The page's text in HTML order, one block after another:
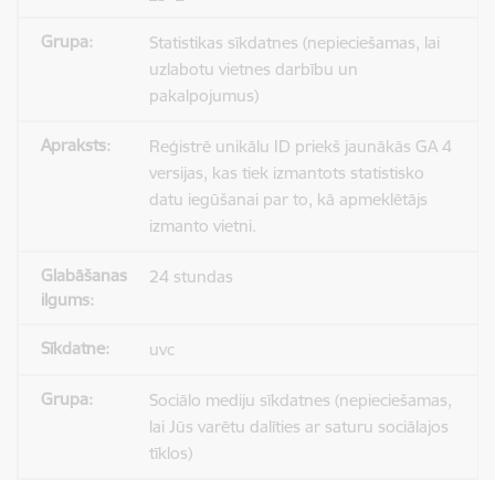
Statistikas sīkdatnes (nepieciešamas, lai
uzlabotu vietnes darbību un
pakalpojumus)
Reģistrē unikālu ID priekš jaunākās GA 4
versijas, kas tiek izmantots statistisko
datu iegūšanai par to, kā apmeklētājs
izmanto vietni.
24 stundas
uvc
Sociālo mediju sīkdatnes (nepieciešamas,
lai Jūs varētu dalīties ar saturu sociālajos
tīklos)